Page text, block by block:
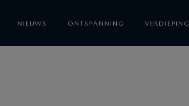
NIEUWS ONTSPANNING VERDIEPING
EEN!”